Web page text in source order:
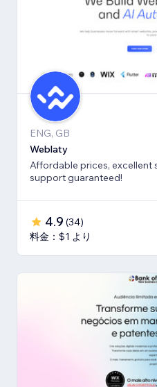
ENG, GB
Weblaty
Affordable prices, excellent
support guaranteed!
4.9 (34)
料金：$1 より